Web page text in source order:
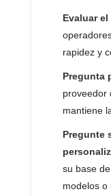
Evaluar
rapidez y
Pregunta
proveedor
mantiene
Pregunte
su base
modelos o